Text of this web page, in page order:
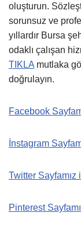
oluşturun.
sorunsuz ve
yıllardır Bursa
odaklı çalışan
TIKLA mutlaka
doğrulayın.
Facebook
İnstagram
Twitter Sayfamız
Pinterest